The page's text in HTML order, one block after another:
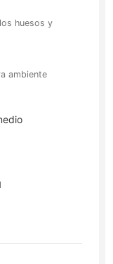
huesos y
ambiente